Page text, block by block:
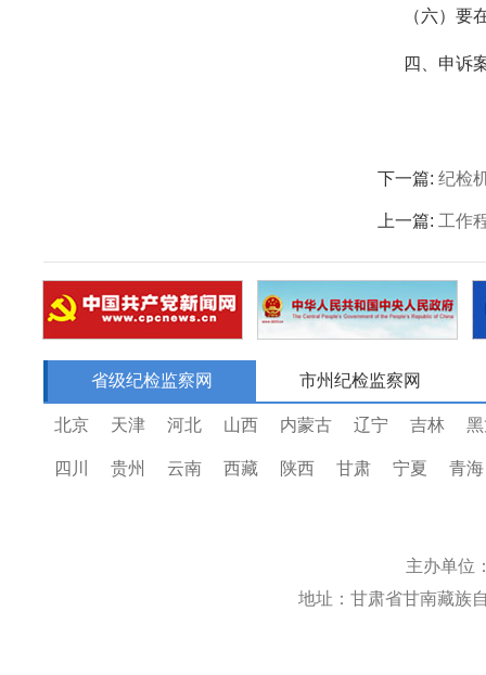
（六）要
四、申诉
下一篇: 纪检
上一篇: 工作
省级纪检监察网 市州纪检监察网
北京 天津 河北 山西 内蒙古 辽宁 吉林
四川 贵州 云南 西藏 陕西 甘肃 宁夏 青海
主办单位
地址：甘肃省甘南藏族